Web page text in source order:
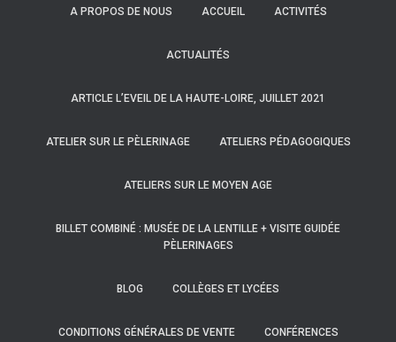
A PROPOS DE NOUS ACCUEIL ACTIVITÉS
ACTUALITÉS
ARTICLE L’EVEIL DE LA HAUTE-LOIRE, JUILLET 2021
ATELIER SUR LE PÈLERINAGE ATELIERS PÉDAGOGIQUES
ATELIERS SUR LE MOYEN AGE
BILLET COMBINÉ : MUSÉE DE LA LENTILLE + VISITE GUIDÉE
PÈLERINAGES
BLOG COLLÈGES ET LYCÉES
CONDITIONS GÉNÉRALES DE VENTE CONFÉRENCES